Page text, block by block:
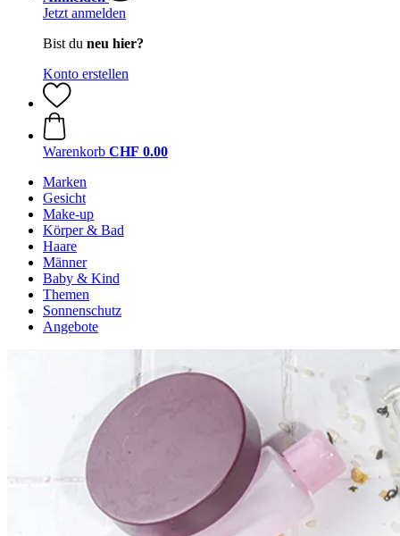
Jetzt anmelden
Bist du neu hier?
Konto erstellen
Warenkorb CHF 0.00
Marken
Gesicht
Make-up
Körper & Bad
Haare
Männer
Baby & Kind
Themen
Sonnenschutz
Angebote